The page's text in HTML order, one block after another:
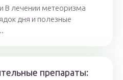
В лечении метеоризма
дня и полезные
препараты: